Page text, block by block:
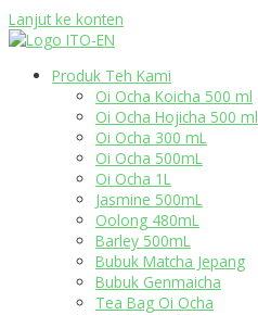
Lanjut ke konten
Produk Teh Kami
Oi Ocha Koicha 500 ml
Oi Ocha Hojicha 500 ml
Oi Ocha 300 mL
Oi Ocha 500mL
Oi Ocha 1L
Jasmine 500mL
Oolong 480mL
Barley 500mL
Bubuk Matcha Jepang
Bubuk Genmaicha
Tea Bag Oi Ocha